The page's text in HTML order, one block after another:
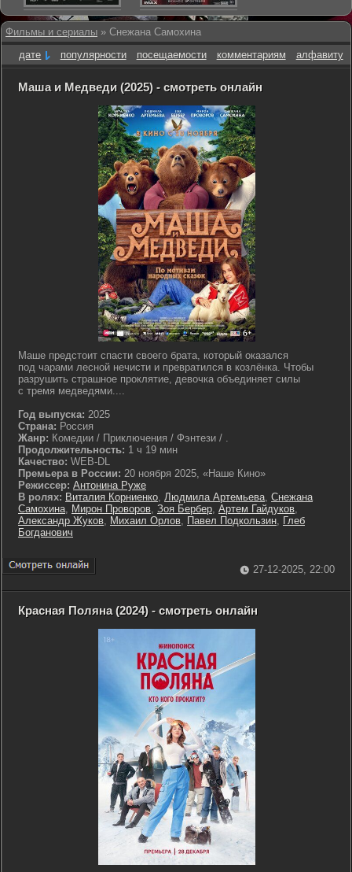
Фильмы и сериалы » Снежана Самохина
дате
популярности посещаемости комментариям алфавиту
Маша и Медведи (2025) - смотреть онлайн
Маше предстоит спасти своего брата, который оказался
под чарами лесной нечисти и превратился в козлёнка. Чтобы
разрушить страшное проклятие, девочка объединяет силы
с тремя медведями....
Год выпуска: 2025
Страна: Россия
Жанр: Комедии / Приключения / Фэнтези / .
Продолжительность: 1 ч 19 мин
Качество: WEB-DL
Премьера в России: 20 ноября 2025, «Наше Кино»
Режиссер: Антонина Руже
В ролях: Виталия Корниенко, Людмила Артемьева, Снежана
Самохина, Мирон Проворов, Зоя Бербер, Артем Гайдуков,
Александр Жуков, Михаил Орлов, Павел Подкользин, Глеб
Богданович
27-12-2025, 22:00
Красная Поляна (2024) - смотреть онлайн